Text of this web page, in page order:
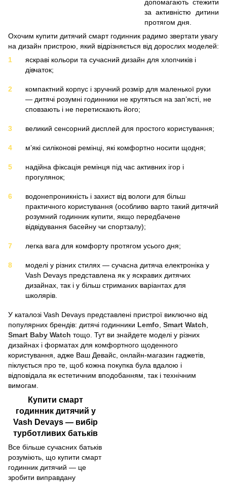
допомагають стежити
за активністю дитини
протягом дня.
Охочим купити дитячий смарт годинник радимо звертати увагу
на дизайн пристрою, який відрізняється від дорослих моделей:
яскраві кольори та сучасний дизайн для хлопчиків і
дівчаток;
компактний корпус і зручний розмір для маленької руки
— дитячі розумні годинники не крутяться на зап’ясті, не
сповзають і не перетискають його;
великий сенсорний дисплей для простого користування;
м’які силіконові ремінці, які комфортно носити щодня;
надійна фіксація ремінця під час активних ігор і
прогулянок;
водонепроникність і захист від вологи для більш
практичного користування (особливо варто такий дитячий
розумний годинник купити, якщо передбачене
відвідування басейну чи спортзалу);
легка вага для комфорту протягом усього дня;
моделі у різних стилях — сучасна дитяча електроніка у
Vash Devays представлена як у яскравих дитячих
дизайнах, так і у більш стриманих варіантах для
школярів.
У каталозі Vash Devays представлені пристрої виключно від
популярних брендів: дитячі годинники Lemfo Smart Watch
Smart Baby Watch тощо. Тут ви знайдете моделі у різних
дизайнах і форматах для комфортного щоденного
користування, адже Ваш Девайс, онлайн-магазин гаджетів,
піклується про те, щоб кожна покупка була вдалою і
відповідала як естетичним вподобанням, так і технічним
вимогам.
Купити смарт
годинник дитячий у
Vash Devays — вибір
турботливих батьків
Все більше сучасних батьків
розуміють, що купити смарт
годинник дитячий — це
зробити виправдану